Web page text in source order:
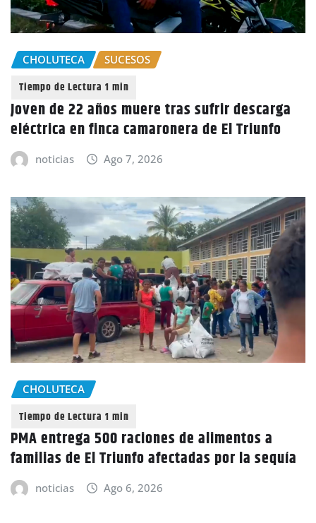
CHOLUTECA SUCESOS
Joven de 22 años muere tras sufrir descarga
eléctrica en finca camaronera de El Triunfo
noticias Ago 7, 2026
CHOLUTECA
PMA entrega 500 raciones de alimentos a
familias de El Triunfo afectadas por la sequía
noticias Ago 6, 2026